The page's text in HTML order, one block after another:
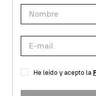
He leído y acepto la